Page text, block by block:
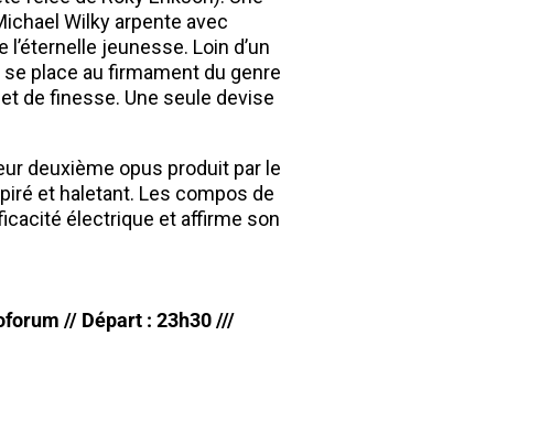
Wilky arpente avec
jeunesse. Loin d’un
place au firmament du genre
de finesse. Une seule devise
deuxième opus produit par le
et haletant. Les compos de
électrique et affirme son
// Départ : 23h30 ///